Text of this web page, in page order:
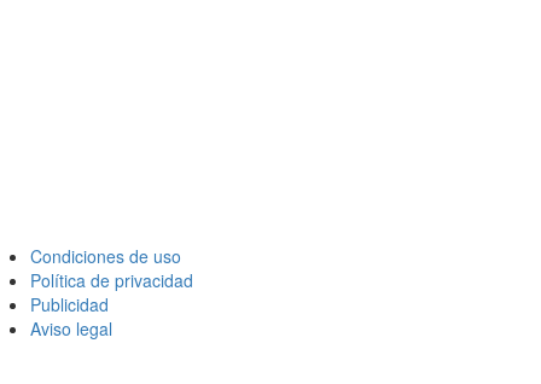
Condiciones de uso
Política de privacidad
Publicidad
Aviso legal